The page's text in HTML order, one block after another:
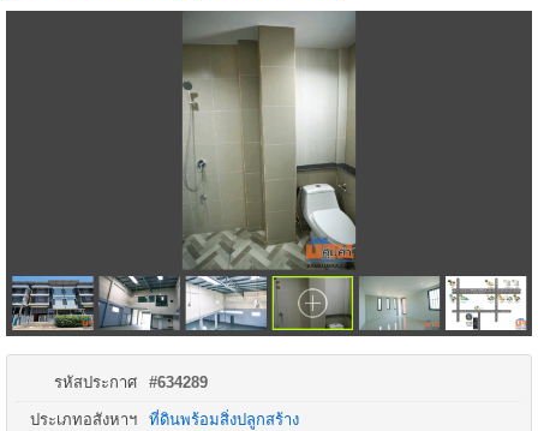
รหัสประกาศ #634289
ประเภทอสังหาฯ ที่ดินพร้อมสิ่งปลูกสร้าง